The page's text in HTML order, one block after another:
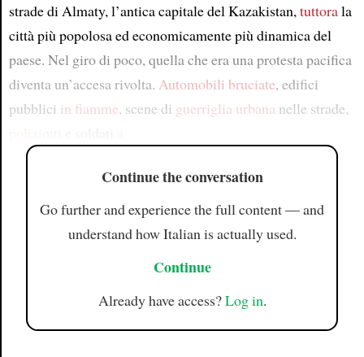
strade di Almaty, l’antica capitale del Kazakistan,tuttorala
città più popolosa ed economicamente più dinamica del
paese. Nel giro di poco, quella che era una protesta pacifica
diventa un’accesa rivolta. Automobili bruciate, edifici
pubblici in fiamme, scene di guerriglia urbana nelle strade,
Continue the conversation
Go further and experience the full content — and
understand how Italian is actually used.
Continue
Already have access?Log in.